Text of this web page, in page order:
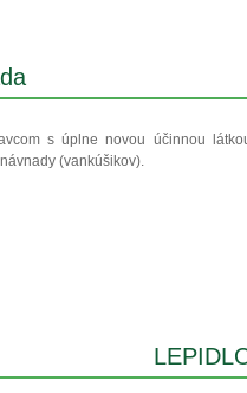
s úplne novou účinnou
(vankúšikov).